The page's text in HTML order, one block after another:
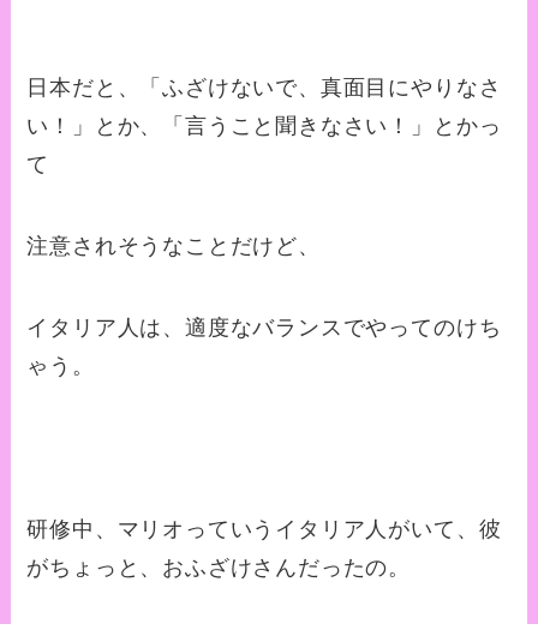
日本だと、「ふざけないで、真面目にやりなさ
い！」とか、「言うこと聞きなさい！」とかっ
て
注意されそうなことだけど、
イタリア人は、適度なバランスでやってのけち
ゃう。
研修中、マリオっていうイタリア人がいて、彼
がちょっと、おふざけさんだったの。